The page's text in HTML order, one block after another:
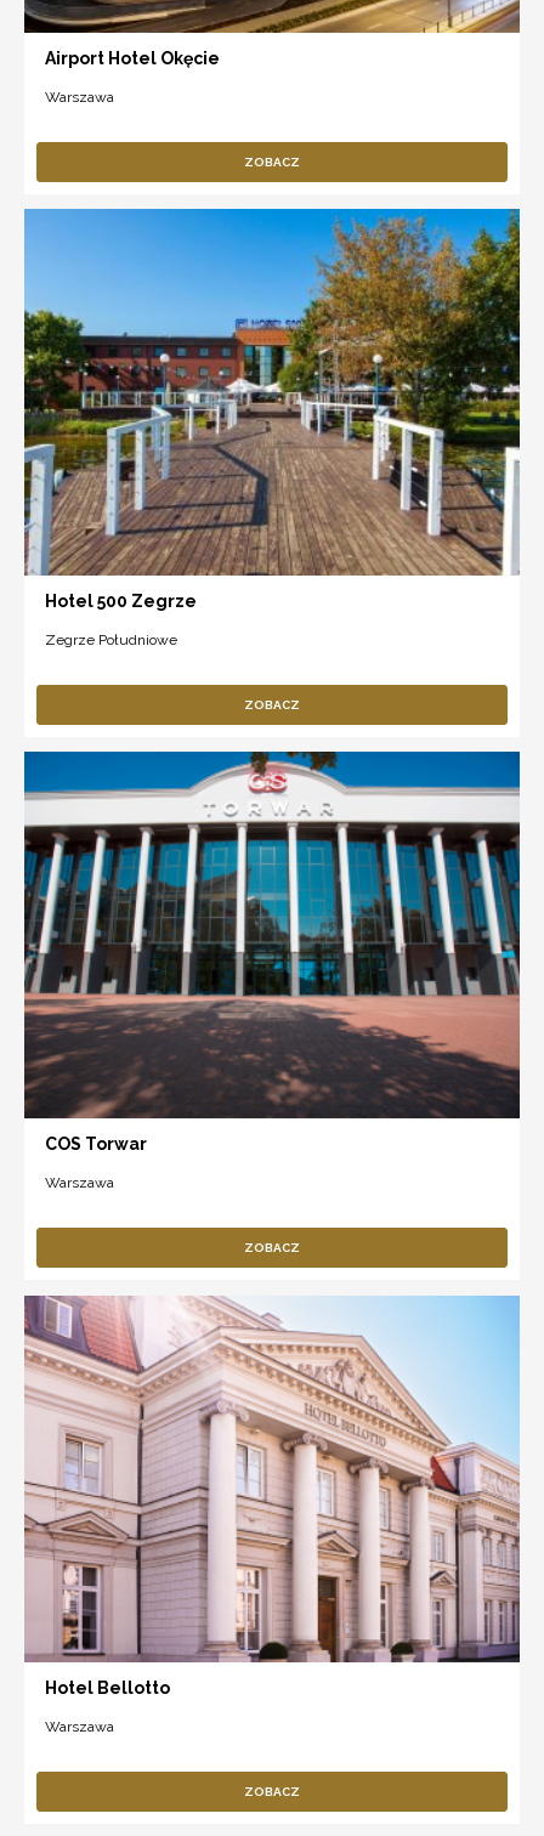
Airport Hotel Okęcie
Warszawa
ZOBACZ
Hotel 500 Zegrze
Zegrze Południowe
ZOBACZ
COS Torwar
Warszawa
ZOBACZ
Hotel Bellotto
Warszawa
ZOBACZ